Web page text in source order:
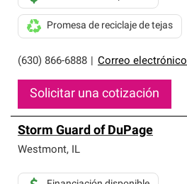
(630) 866-6888 Correo electrónico
Promesa de reciclaje de tejas
Solicitar una cotización
Storm Guard of DuPage
Westmont, IL